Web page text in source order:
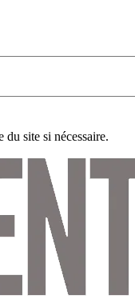
du site si nécessaire.